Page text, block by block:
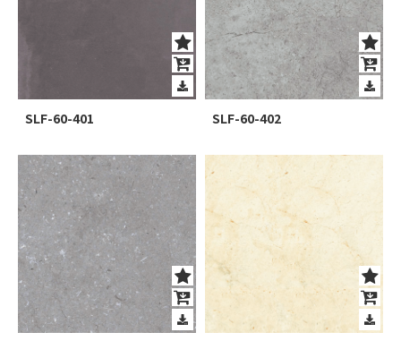
SLF-60-401 SLF-60-402